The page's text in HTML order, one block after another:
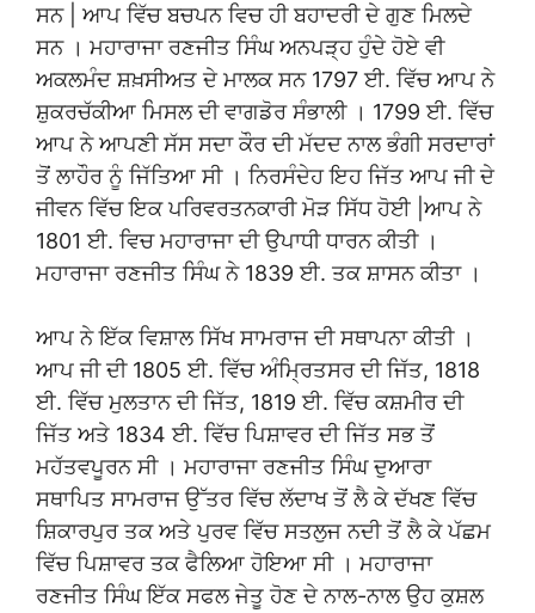
ਸਨ | ਆਪ ਵਿੱਚ ਬਚਪਨ ਵਿਚ ਹੀ ਬਹਾਦਰੀ ਦੇ ਗੁਣ ਮਿਲਦੇ
ਸਨ । ਮਹਾਰਾਜਾ ਰਣਜੀਤ ਸਿੰਘ ਅਨਪੜ੍ਹ ਹੁੰਦੇ ਹੋਏ ਵੀ
ਅਕਲਮੰਦ ਸ਼ਖ਼ਸੀਅਤ ਦੇ ਮਾਲਕ ਸਨ 1797 ਈ. ਵਿੱਚ ਆਪ ਨੇ
ਸ਼ੁਕਰਚੱਕੀਆ ਮਿਸਲ ਦੀ ਵਾਗਡੋਰ ਸੰਭਾਲੀ । 1799 ਈ. ਵਿੱਚ
ਆਪ ਨੇ ਆਪਣੀ ਸੱਸ ਸਦਾ ਕੌਰ ਦੀ ਮੱਦਦ ਨਾਲ ਭੰਗੀ ਸਰਦਾਰਾਂ
ਤੋਂ ਲਾਹੌਰ ਨੂੰ ਜਿੱਤਿਆ ਸੀ । ਨਿਰਸੰਦੇਹ ਇਹ ਜਿੱਤ ਆਪ ਜੀ ਦੇ
ਜੀਵਨ ਵਿੱਚ ਇਕ ਪਰਿਵਰਤਨਕਾਰੀ ਮੋੜ ਸਿੱਧ ਹੋਈ |ਆਪ ਨੇ
1801 ਈ. ਵਿਚ ਮਹਾਰਾਜਾ ਦੀ ਉਪਾਧੀ ਧਾਰਨ ਕੀਤੀ ।
ਮਹਾਰਾਜਾ ਰਣਜੀਤ ਸਿੰਘ ਨੇ 1839 ਈ. ਤਕ ਸ਼ਾਸਨ ਕੀਤਾ ।
ਆਪ ਨੇ ਇੱਕ ਵਿਸ਼ਾਲ ਸਿੱਖ ਸਾਮਰਾਜ ਦੀ ਸਥਾਪਨਾ ਕੀਤੀ ।
ਆਪ ਜੀ ਦੀ 1805 ਈ. ਵਿੱਚ ਅੰਮ੍ਰਿਤਸਰ ਦੀ ਜਿੱਤ, 1818
ਈ. ਵਿੱਚ ਮੁਲਤਾਨ ਦੀ ਜਿੱਤ, 1819 ਈ. ਵਿੱਚ ਕਸ਼ਮੀਰ ਦੀ
ਜਿੱਤ ਅਤੇ 1834 ਈ. ਵਿੱਚ ਪਿਸ਼ਾਵਰ ਦੀ ਜਿੱਤ ਸਭ ਤੋਂ
ਮਹੱਤਵਪੂਰਨ ਸੀ । ਮਹਾਰਾਜਾ ਰਣਜੀਤ ਸਿੰਘ ਦੁਆਰਾ
ਸਥਾਪਿਤ ਸਾਮਰਾਜ ਉੱਤਰ ਵਿੱਚ ਲੱਦਾਖ ਤੋਂ ਲੈ ਕੇ ਦੱਖਣ ਵਿੱਚ
ਸ਼ਿਕਾਰਪੁਰ ਤਕ ਅਤੇ ਪੁਰਵ ਵਿੱਚ ਸਤਲੁਜ ਨਦੀ ਤੋਂ ਲੈ ਕੇ ਪੱਛਮ
ਵਿੱਚ ਪਿਸ਼ਾਵਰ ਤਕ ਫੈਲਿਆ ਹੋਇਆ ਸੀ । ਮਹਾਰਾਜਾ
ਰਣਜੀਤ ਸਿੰਘ ਇੱਕ ਸਫਲ ਜੇਤੂ ਹੋਣ ਦੇ ਨਾਲ-ਨਾਲ ਉਹ ਕੁਸ਼ਲ